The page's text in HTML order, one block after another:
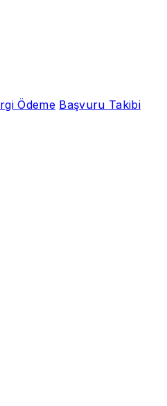
Ödeme Başvuru Takibi